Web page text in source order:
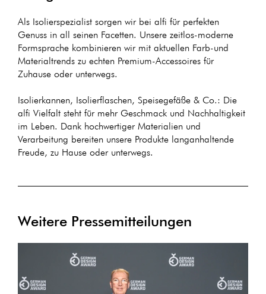
Als Isolierspezialist sorgen wir bei alfi für perfekten
Genuss in all seinen Facetten. Unsere zeitlos-moderne
Formsprache kombinieren wir mit aktuellen Farb-und
Materialtrends zu echten Premium-Accessoires für
Zuhause oder unterwegs.
Isolierkannen, Isolierflaschen, Speisegefäße & Co.: Die
alfi Vielfalt steht für mehr Geschmack und Nachhaltigkeit
im Leben. Dank hochwertiger Materialien und
Verarbeitung bereiten unsere Produkte langanhaltende
Freude, zu Hause oder unterwegs.
Weitere Pressemitteilungen